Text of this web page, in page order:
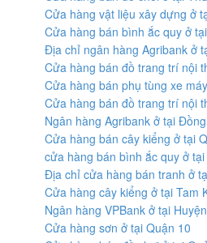
Cửa hàng vật liệu xây dựng ở
Cửa hàng bán bình ắc quy ở
Địa chỉ ngân hàng Agribank ở
Cửa hàng bán đồ trang trí nội
Cửa hàng bán phụ tùng xe
Cửa hàng bán đồ trang trí nội
Ngân hàng Agribank ở tại
Cửa hàng bán cây kiểng ở tại
cửa hàng bán bình ắc quy ở
Địa chỉ cửa hàng bán tranh ở
Cửa hàng cây kiểng ở tại Tam
Ngân hàng VPBank ở tại
Cửa hàng sơn ở tại Quận 10